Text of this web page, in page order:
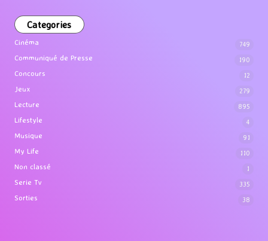
Categories
Cinéma 749
Communiqué de Presse 190
Concours 12
Jeux 279
Lecture 895
Lifestyle 4
Musique 91
My Life 110
Non classé 1
Serie Tv 335
Sorties 38